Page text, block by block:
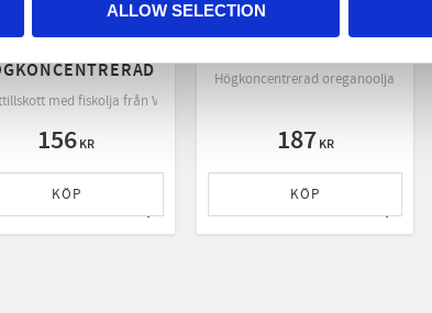
ALLOW SELECTION
med fiskolja från VIVOMEGA™
156KR
Lägg till i favoriter
KÖP
Högkoncentrerad oreganoolja i
187 KR
Lägg
KÖP